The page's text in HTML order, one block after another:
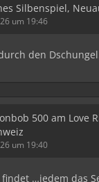
Silbenspiel,
um 19:46
den
500 am Love
um 19:40
findet …jedem das